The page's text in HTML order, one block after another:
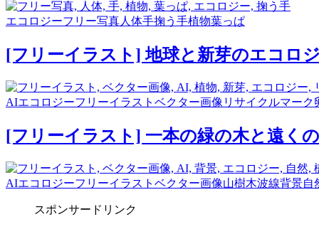
エコロジーフリー写真人体手掬う手植物葉っぱ
[フリーイラスト] 地球と新芽のエコロ
AIエコロジーフリーイラスト ベクター画像 リサイクルマーク
[フリーイラスト] 一本の緑の木と遠く
AIエコロジーフリーイラスト ベクター画像山樹木波線背景自
スポンサードリンク